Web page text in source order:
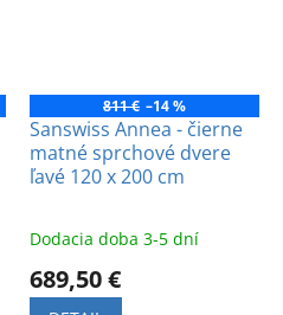
811 € –14 %
Sanswiss Annea - čierne
matné sprchové dvere
ľavé 120 x 200 cm
Dodacia doba 3-5 dní
689,50 €